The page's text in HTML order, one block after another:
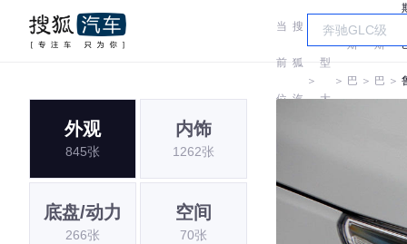
当
前
位
搜
狐
汽
＞
车
型
大
＞
斯
巴 ＞
斯
巴 ＞
外观
845张
内饰
1262张
底盘/动力
266张
空间
70张